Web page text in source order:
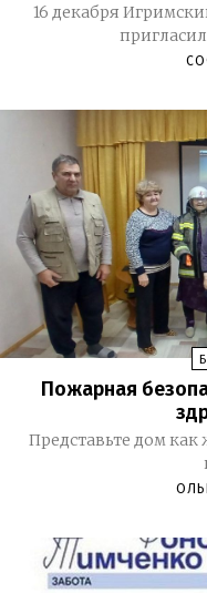
16 декабря
Пожарная
Представьте дом